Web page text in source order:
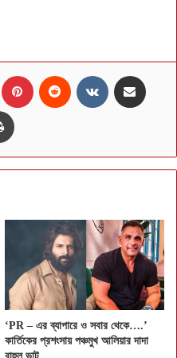
Tumblr Pinterest Reddit VKontakte
Print
‘PR – এর ব্যাপারে ও সবার থেকে….’
কার্তিকের প্রশংসায় পঞ্চমুখ আলিয়ার দাদা